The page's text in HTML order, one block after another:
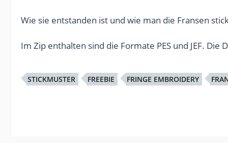
Wie sie entstanden ist und wie man die Fransen
Im Zip enthalten sind die Formate PES und JEF.
STICKMUSTER FREEBIE FRINGE EMBROIDERY